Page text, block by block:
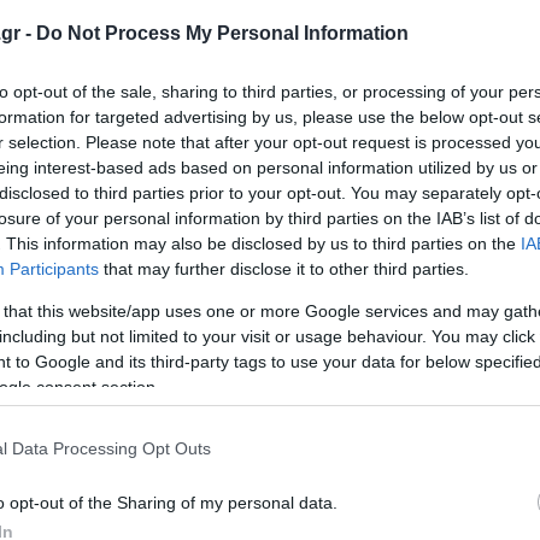
- Do Not Process My Personal Information
opt-out of the sale, sharing to third parties, or processing of your
for targeted advertising by us, please use the below opt-out
selection. Please note that after your opt-out request is processed
interest-based ads based on personal information utilized by us
to third parties prior to your opt-out. You may separately
of your personal information by third parties on the IAB’s list of
This information may also be disclosed by us to third parties on the
Participants that may further disclose it to other third parties.
that this website/app uses one or more Google services and may
but not limited to your visit or usage behaviour. You may
to Google and its third-party tags to use your data for below
consent section.
Data Processing Opt Outs
opt-out of the Sharing of my personal data.
σοκαρίστηκαν οι γονείς των θυμάτων
δημοτικού σχολείου
μαχαίρι - 19χρονος τραυματίας υπέδειξε τον δράστη
Lykavitos.gr στο Google News
όλες τις ειδήσεις